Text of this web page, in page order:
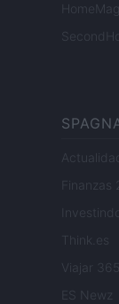
Finanzas
Think.es
Viajar 365
ES Newz